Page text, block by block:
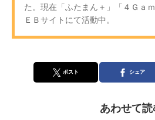
た。現在「ふたまん＋」「４Ｇａ
ＥＢサイトにて活動中。
ポスト シェア
あわせて読